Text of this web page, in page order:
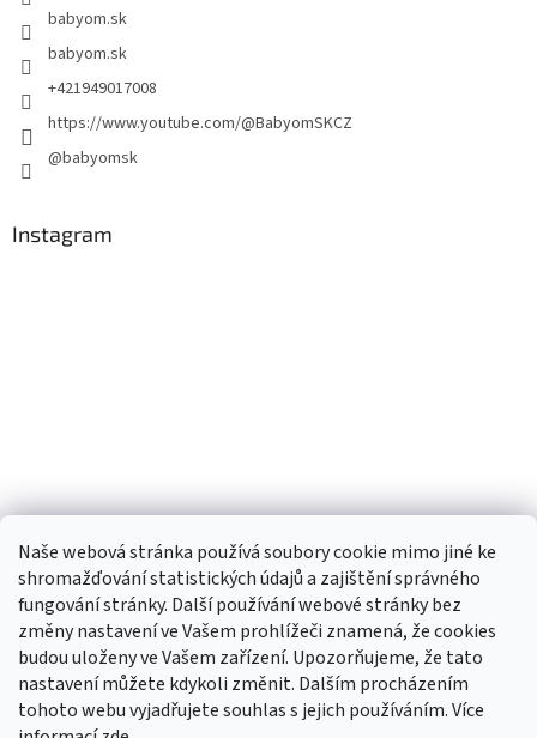
Naše webová stránka používá soubory cookie mimo jiné ke
shromažďování statistických údajů a zajištění správného
fungování stránky. Další používání webové stránky bez
změny nastavení ve Vašem prohlížeči znamená, že cookies
budou uloženy ve Vašem zařízení. Upozorňujeme, že tato
nastavení můžete kdykoli změnit. Dalším procházením
tohoto webu vyjadřujete souhlas s jejich používáním. Více
babyom.sk
babyom.sk
+421949017008
https://www.youtube.com/@BabyomSKCZ
@babyomsk
Instagram
TIk Tok Instagram Facebook